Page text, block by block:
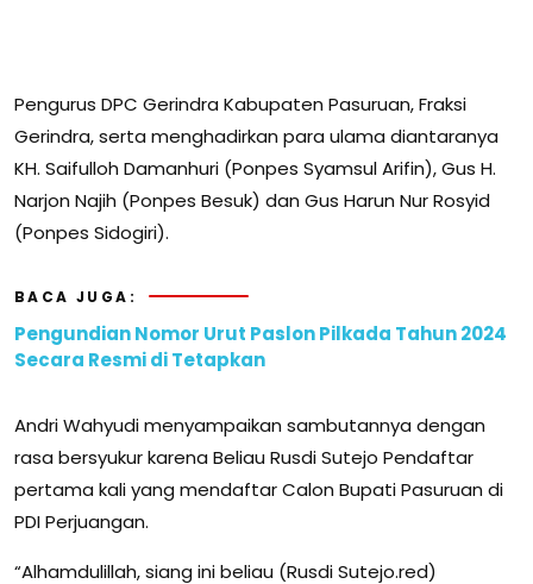
Pengurus DPC Gerindra Kabupaten Pasuruan, Fraksi
Gerindra, serta menghadirkan para ulama diantaranya
KH. Saifulloh Damanhuri (Ponpes Syamsul Arifin), Gus H.
Narjon Najih (Ponpes Besuk) dan Gus Harun Nur Rosyid
(Ponpes Sidogiri).
BACA JUGA:
Pengundian Nomor Urut Paslon Pilkada Tahun 2024
Secara Resmi di Tetapkan
Andri Wahyudi menyampaikan sambutannya dengan
rasa bersyukur karena Beliau Rusdi Sutejo Pendaftar
pertama kali yang mendaftar Calon Bupati Pasuruan di
PDI Perjuangan.
“Alhamdulillah, siang ini beliau (Rusdi Sutejo.red)